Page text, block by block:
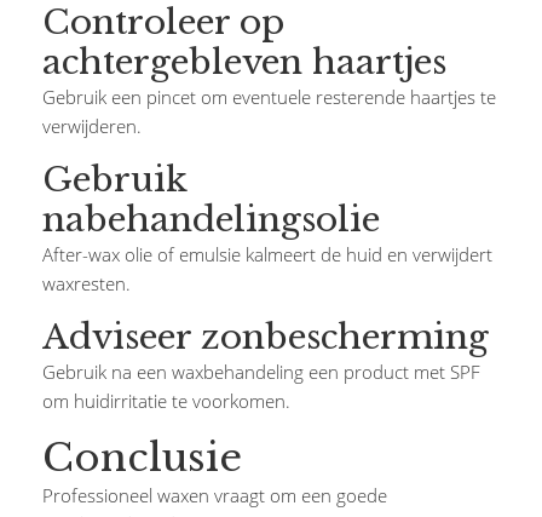
Controleer op
achtergebleven haartjes
Gebruik een pincet om eventuele resterende haartjes te
verwijderen.
Gebruik
nabehandelingsolie
After-wax olie of emulsie kalmeert de huid en verwijdert
waxresten.
Adviseer zonbescherming
Gebruik na een waxbehandeling een product met SPF
om huidirritatie te voorkomen.
Conclusie
Professioneel waxen vraagt om een goede